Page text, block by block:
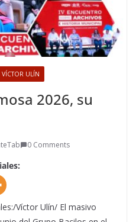
VÍCTOR ULÍN
2026, su
0 Comments
Víctor Ulín/ El masivo